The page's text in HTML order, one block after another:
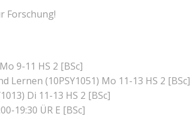
Forschung!
9-11 HS 2 [BSc]
Lernen (10PSY1051) Mo 11-13 HS 2 [BSc]
Di 11-13 HS 2 [BSc]
19:30 ÜR E [BSc]